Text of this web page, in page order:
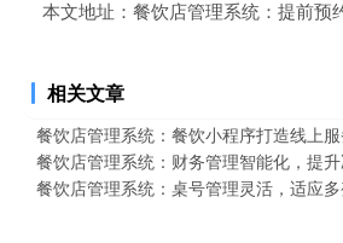
本文地址： 餐饮店管理系统：提前预
相关文章
餐饮店管理系统：餐饮小程序打造线上
餐饮店管理系统：财务管理智能化，提
餐饮店管理系统：桌号管理灵活，适应